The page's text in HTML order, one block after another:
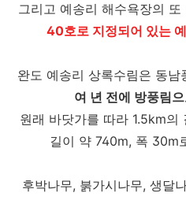
그리고 예송리 해수욕장의 또
40호로 지정되어 있는
완도 예송리 상록수림은 동남
여 년 전에 방풍림
원래 바닷가를 따라 1.5km의
길이 약 740m, 폭 30m
후박나무, 붉가시나무, 생달